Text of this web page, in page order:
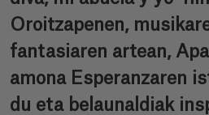
Oroitzapenen,
fantasiaren artean,
amona Esperanzaren
du eta belaunaldiak